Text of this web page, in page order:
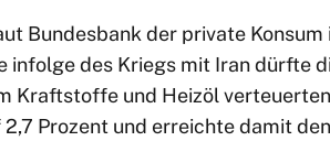
Bundesbank der private Konsum
infolge des Kriegs mit Iran dürfte
Kraftstoffe und Heizöl
Prozent und erreichte damit